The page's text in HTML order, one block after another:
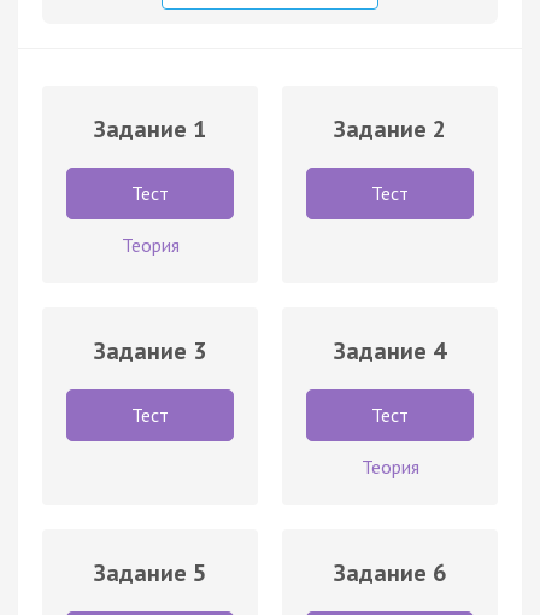
Задание 1
Тест
Теория
Задание 2
Тест
Задание 3
Тест
Задание 4
Тест
Теория
Задание 5 Задание 6